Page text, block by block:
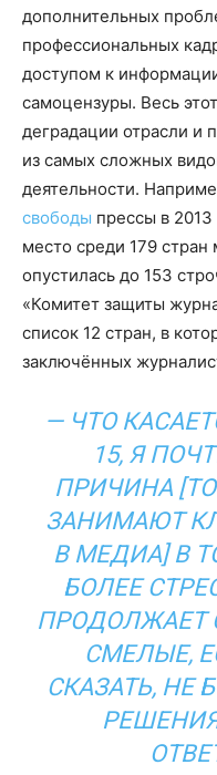
дополнительных
профессиональных
доступом к
самоцензуры. Весь
деградации отрасли и
из самых сложных
деятельности.
свободы прессы в
место среди 179 стран
опустилась до 153
«Комитет защиты
список 12 стран, в
заключённых
— ЧТО
15, Я
ПРИЧИНА
ЗАНИМАЮТ
В МЕДИА] В
БОЛЕЕ
ПРОДОЛЖАЕТ
СМЕЛЫЕ,
СКАЗАТЬ, НЕ